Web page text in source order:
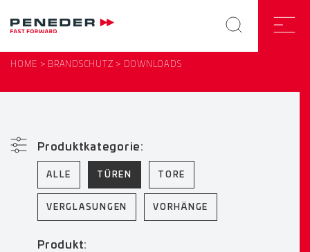
HOME BRANDSCHUTZ DOWNLOADS
Produktkategorie:
ALLE TÜREN TORE
VERGLASUNGEN VORHÄNGE
Produkt: